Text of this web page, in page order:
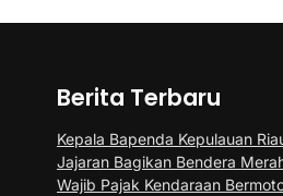
Berita Terbaru
Kepala Bapenda Kepulauan
Jajaran Bagikan Bendera
Wajib Pajak Kendaraan